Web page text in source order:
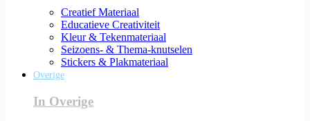
Creatief Materiaal
Educatieve Creativiteit
Kleur & Tekenmateriaal
Seizoens- & Thema-knutselen
Stickers & Plakmateriaal
Overige
In Overige